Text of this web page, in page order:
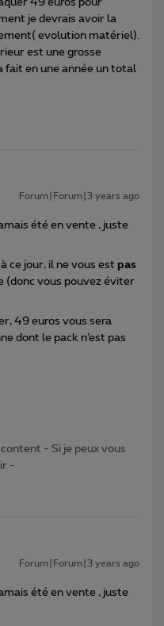
49 euros pour
je devrais avoir la
evolution matériel).
est une grosse
fait en une année un total
Forum|Forum|3 years ago
été en vente , juste
ce jour, il ne vous est pas
(donc vous pouvez éviter
49 euros vous sera
dont le pack n’est pas
- Si je peux vous
-
Forum|Forum|3 years ago
été en vente , juste